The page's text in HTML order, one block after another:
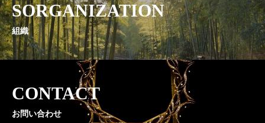
SORGANIZATION
組織
CONTACT
お問い合わせ